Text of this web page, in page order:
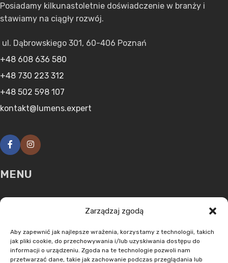
Zarządzaj zgodą
Aby zapewnić jak najlepsze wrażenia, korzystamy z technologii, takich
jak pliki cookie, do przechowywania i/lub uzyskiwania dostępu do
informacji o urządzeniu. Zgoda na te technologie pozwoli nam
przetwarzać dane, takie jak zachowanie podczas przeglądania lub
Posiadamy kilkunastoletnie doświadczenie w branży i
stawiamy na ciągły rozwój.
ul. Dąbrowskiego 301, 60-406 Poznań
+48 608 636 580
+48 730 223 312
+48 502 598 107
kontakt@lumens.expert
MENU
Aktualności
Kontakt